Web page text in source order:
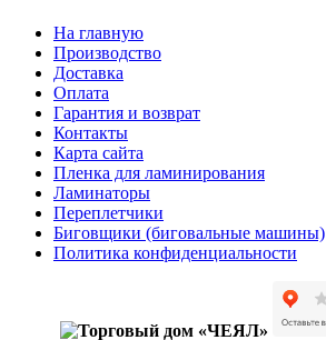
На главную
Производство
Доставка
Оплата
Гарантия и возврат
Контакты
Карта сайта
Пленка для ламинирования
Ламинаторы
Переплетчики
Биговщики (биговальные машины)
Политика конфиденциальности